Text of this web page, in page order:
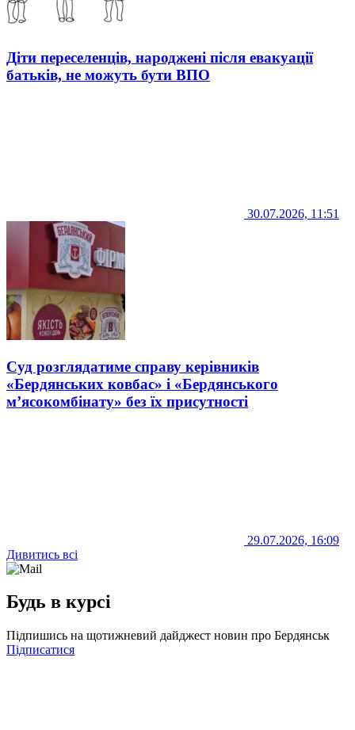
Діти переселенців, народжені після евакуації
батьків, не можуть бути ВПО
30.07.2026, 11:51
Суд розглядатиме справу керівників
«Бердянських ковбас» і «Бердянського
м’ясокомбінату» без їх присутності
29.07.2026, 16:09
Дивитись всі
Будь в курсі
Підпишись на щотижневий дайджест новин про Бердянськ
Підписатися